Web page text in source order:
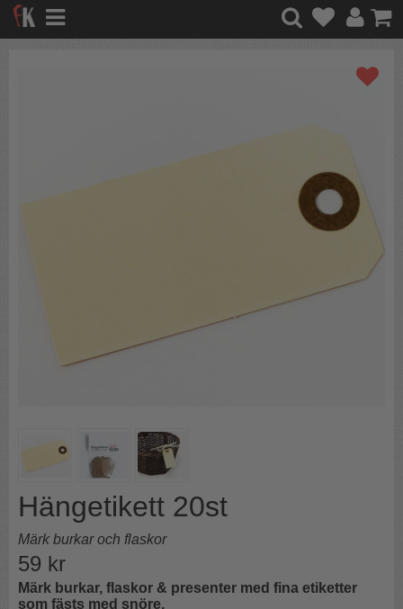
Hängetikett 20st
Märk burkar och flaskor
59 kr
Märk burkar, flaskor & presenter med fina etiketter
som fästs med snöre.